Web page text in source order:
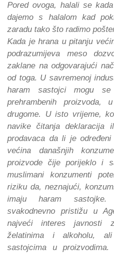
Pored ovoga, halali se
dajemo s halalom kad
zaradu tako što radimo
Kada je hrana u pitanju
podrazumijeva meso
zaklane na odgovarajući
od toga. U savremenoj
haram sastojci mogu
prehrambenih proizvoda,
drugome. U isto vrijeme,
navike čitanja deklaracija
prodavaca da li je
većina današnjih
proizvode čije porijeklo i
muslimani konzumenti
riziku da, neznajući,
imaju haram
svakodnevno pristižu u
najveći interes javnosti
želatinima i alkoholu,
sastojcima u